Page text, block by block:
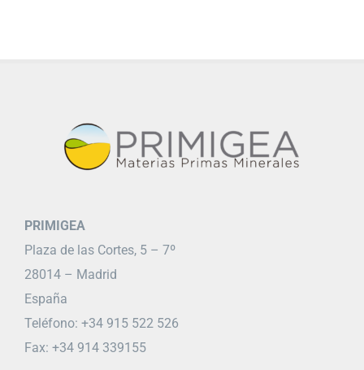
PRIMIGEA
Plaza de las Cortes, 5 – 7º
28014 – Madrid
España
Teléfono: +34 915 522 526
Fax: +34 914 339155